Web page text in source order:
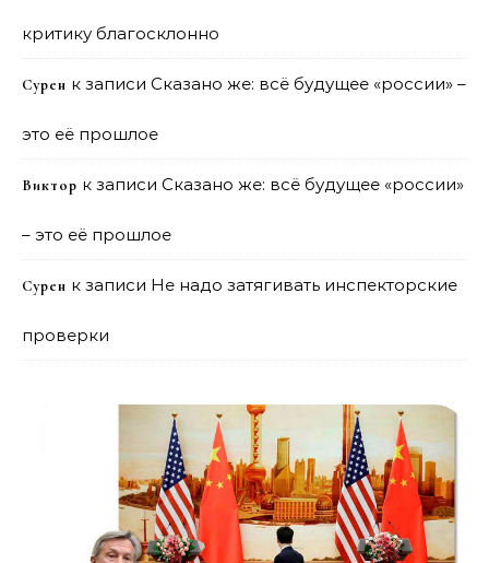
критику благосклонно
Сурен к записи Сказано же: всё будущее «россии» –
это её прошлое
Виктор к записи Сказано же: всё будущее «россии»
– это её прошлое
Сурен к записи Не надо затягивать инспекторские
проверки